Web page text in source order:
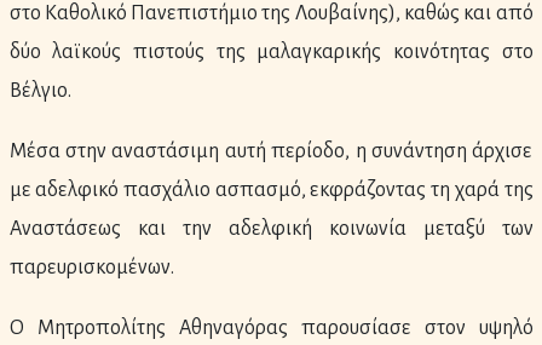
στο Καθολικό Πανεπιστήμιο της Λουβαίνης), καθώς και από
δύο λαϊκούς πιστούς της μαλαγκαρικής κοινότητας στο
Βέλγιο.
Μέσα στην αναστάσιμη αυτή περίοδο, η συνάντηση άρχισε
με αδελφικό πασχάλιο ασπασμό, εκφράζοντας τη χαρά της
Αναστάσεως και την αδελφική κοινωνία μεταξύ των
παρευρισκομένων.
Ο Μητροπολίτης Αθηναγόρας παρουσίασε στον υψηλό